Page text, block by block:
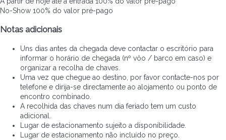
No-Show 100% do valor pré-pago
Notas adicionais
Uns dias antes da chegada deve contactar o escritório para
informar o horário de chegada (nº vôo / barco em caso) e
organizar a recolha de chaves.
Uma vez que chegue ao destino, por favor contacte-nos por
telefone e dirija-se directamente ao alojamento ou ponto de
encontro combinado.
A recolhida das chaves num dia feriado tem um custo
adicional.
Lugar de estacionamento sujeito a disponibilidade.
Lugar de estacionamento não incluído no preço.